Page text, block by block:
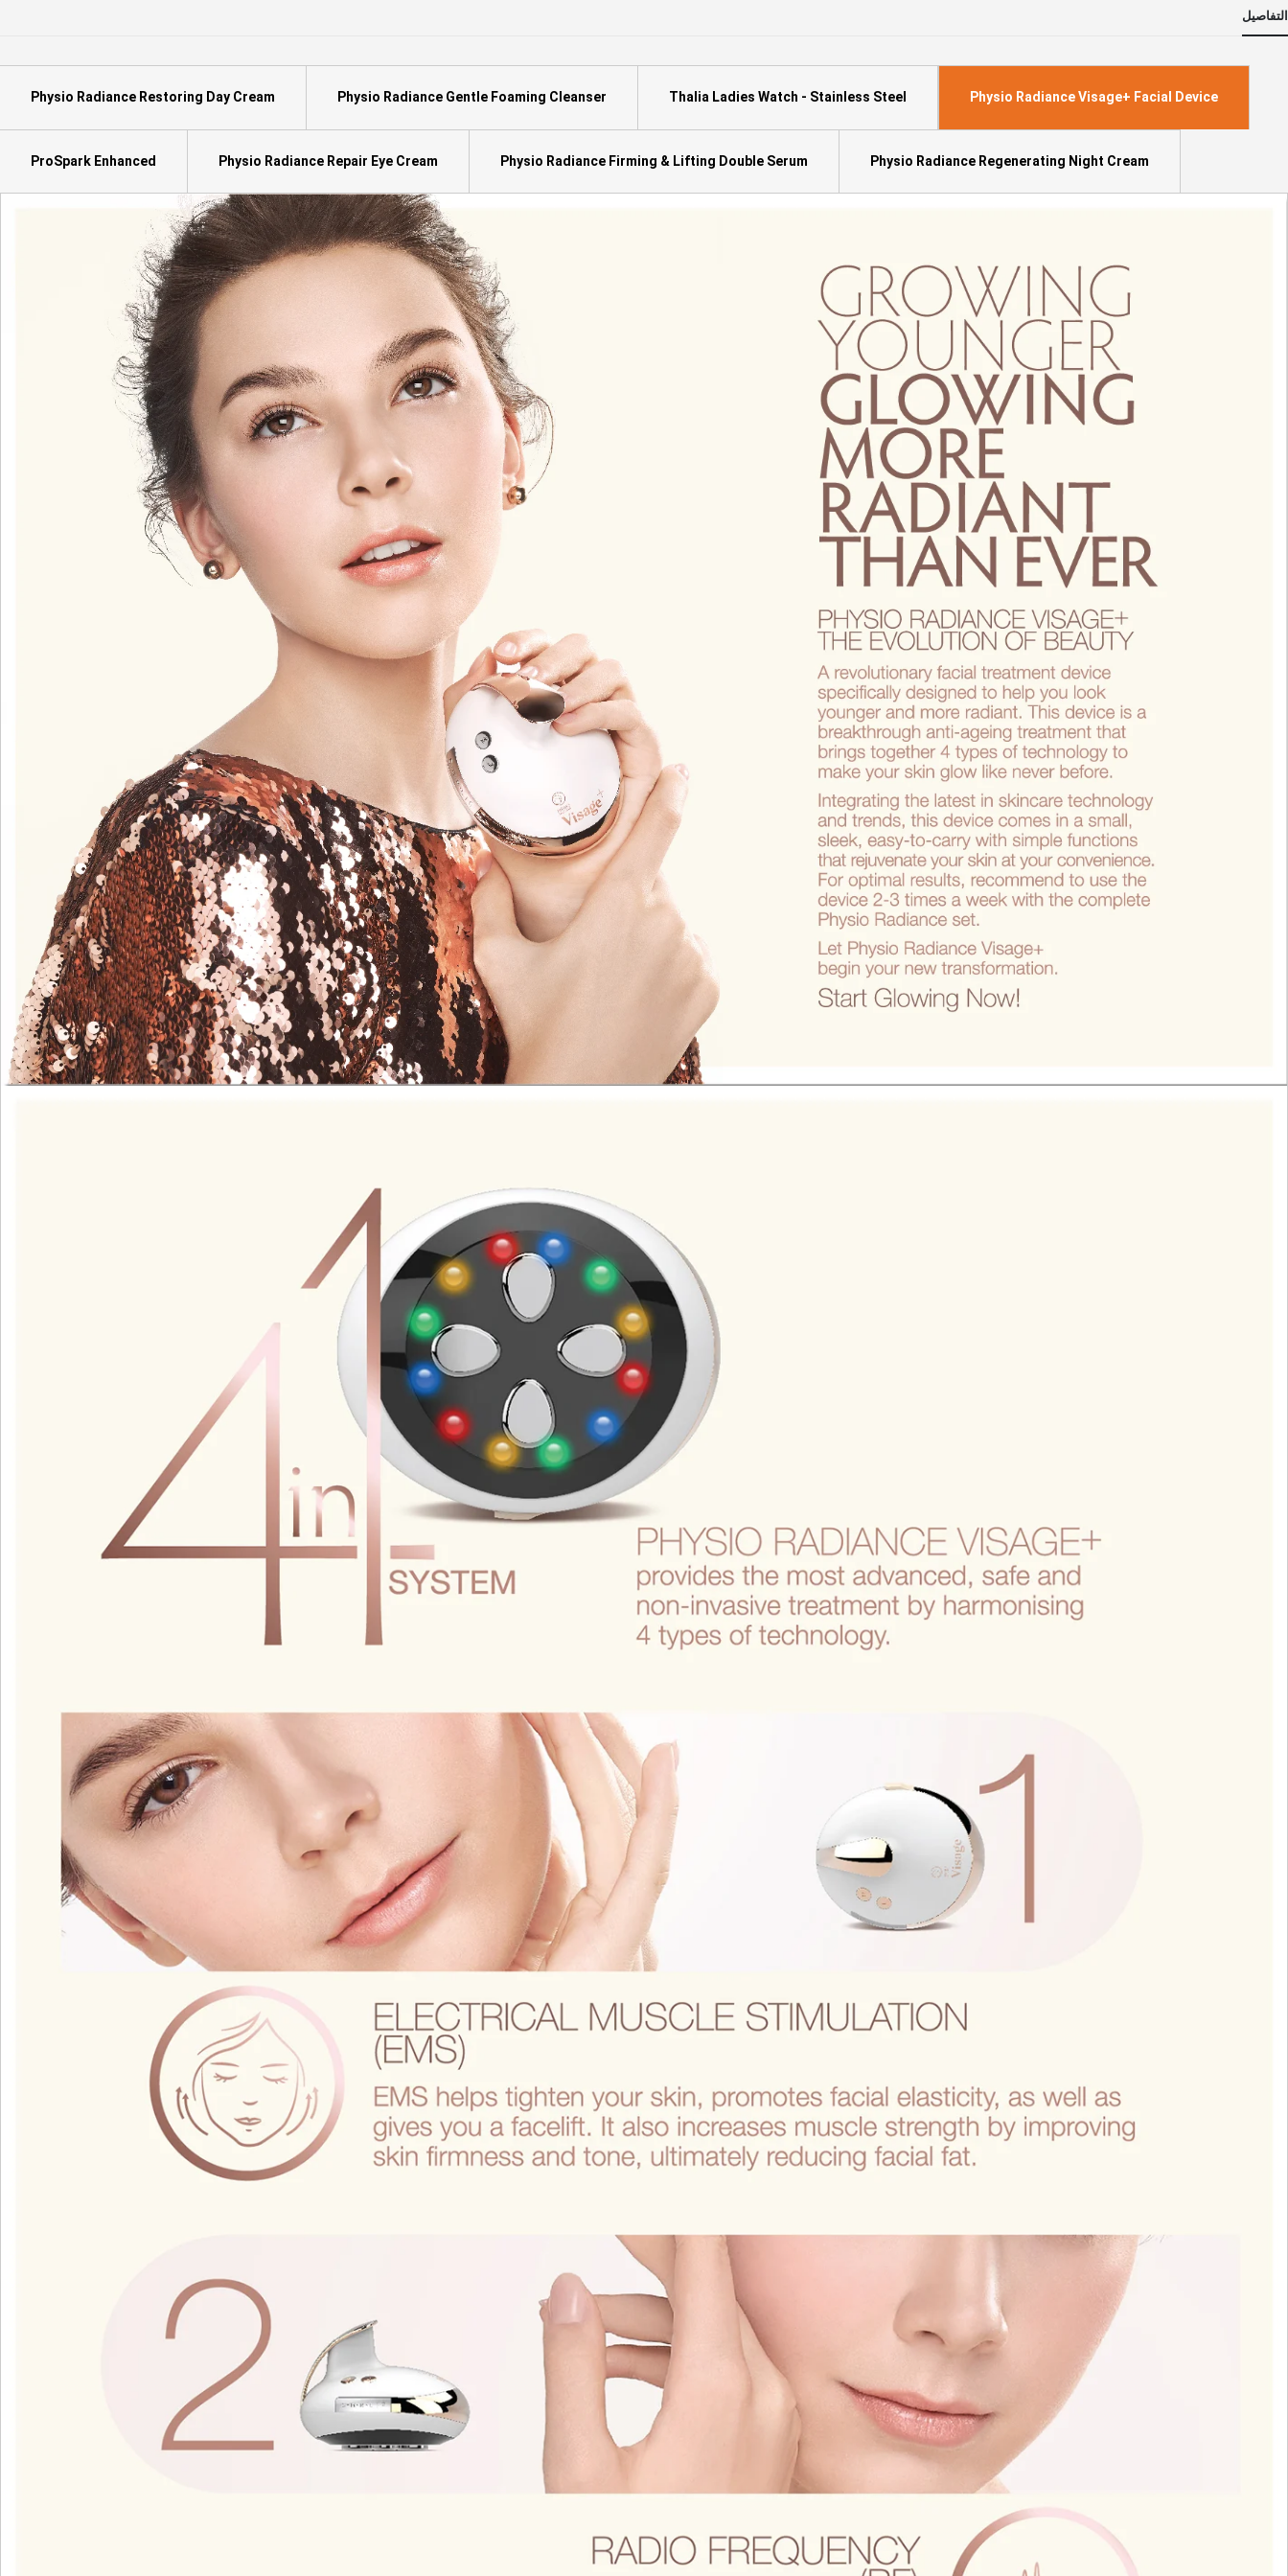
بداية
التفاصيل
Physio Radiance Visage+ Facial Device
Thalia Ladies Watch - Stainless Steel
Physio Radiance Gentle Foaming Cleanser
Physio Radiance Restoring Day Cream
Physio Radiance Regenerating Night Cream
Physio Radiance Firming & Lifting Double Serum
Physio Radiance Repair Eye Cream
ProSpark Enhanced